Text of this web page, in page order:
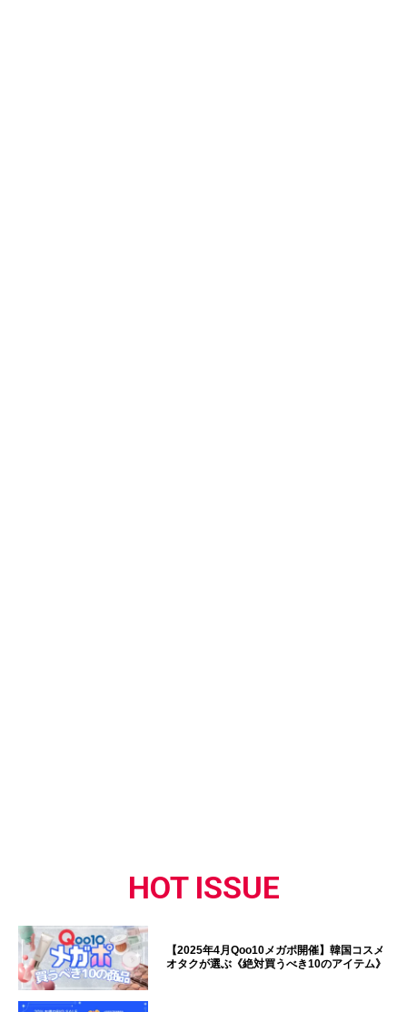
HOT ISSUE
【2025年4月Qoo10メガポ開催】韓国コスメ
オタクが選ぶ《絶対買うべき10のアイテム》